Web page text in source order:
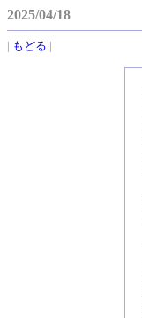
2025/04/18
| もどる |